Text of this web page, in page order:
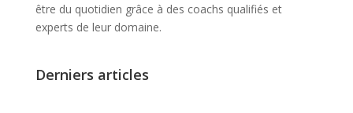
être du quotidien grâce à des coachs qualifiés et
experts de leur domaine.
Derniers articles